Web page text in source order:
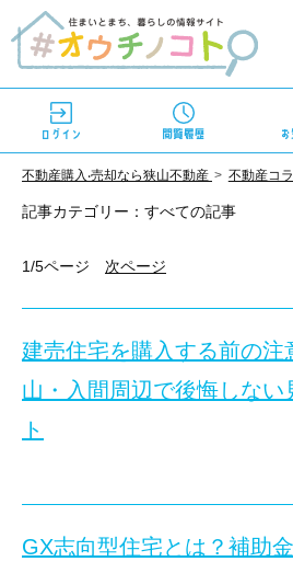
不動産購⼊‧売却なら狭⼭不動産 不動産コ
記事カテゴリー：すべての記事
1/5ページ 次ページ
建売住宅を購入する前の注
山・入間周辺で後悔しない
ト
建売住宅は、土地と建物をまとめて購
GX志向型住宅とは？補助